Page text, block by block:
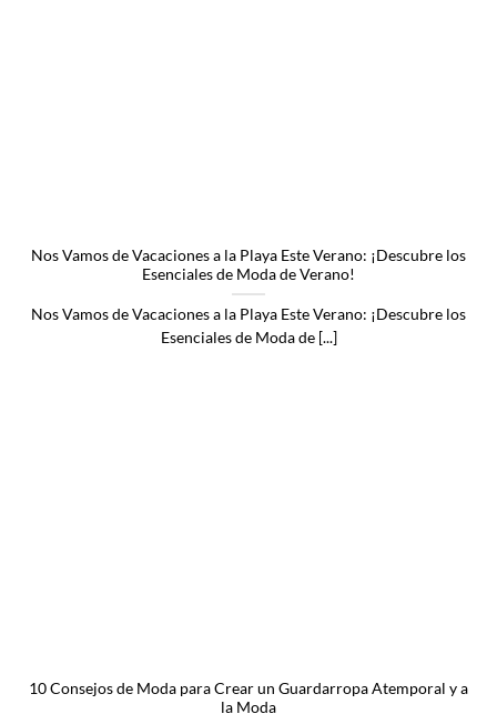
Nos Vamos de Vacaciones a la Playa Este Verano: ¡Descubre los
Esenciales de Moda de Verano!
Nos Vamos de Vacaciones a la Playa Este Verano: ¡Descubre los
Esenciales de Moda de [...]
10 Consejos de Moda para Crear un Guardarropa Atemporal y a
la Moda